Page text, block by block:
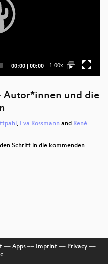
Current
00:00 | Total
00:00 1.00x
Autor*innen und die
, Eva Rossmann and René
Schritt in die kommenden
–– Apps–– Imprint–– Privacy––